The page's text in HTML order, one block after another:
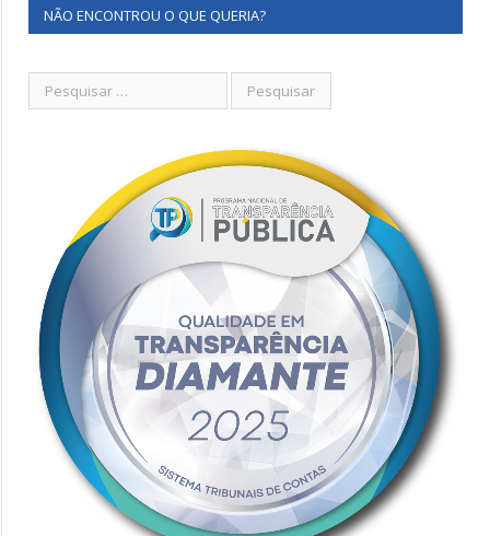
NÃO ENCONTROU O QUE QUERIA?